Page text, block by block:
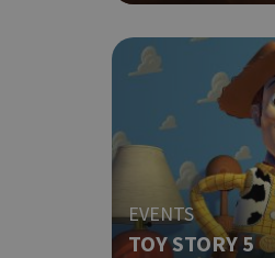
EVENTS
TOY STORY 5